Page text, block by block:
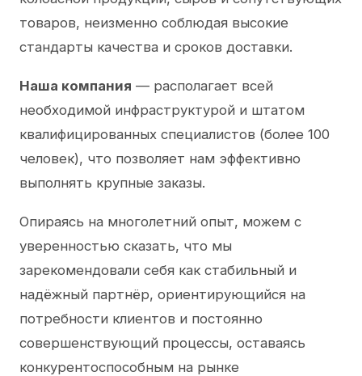
товаров, неизменно соблюдая высокие
стандарты качества и сроков доставки.
Наша компания — располагает всей
необходимой инфраструктурой и штатом
квалифицированных специалистов (более 100
человек), что позволяет нам эффективно
выполнять крупные заказы.
Опираясь на многолетний опыт, можем с
уверенностью сказать, что мы
зарекомендовали себя как стабильный и
надёжный партнёр, ориентирующийся на
потребности клиентов и постоянно
совершенствующий процессы, оставаясь
конкурентоспособным на рынке